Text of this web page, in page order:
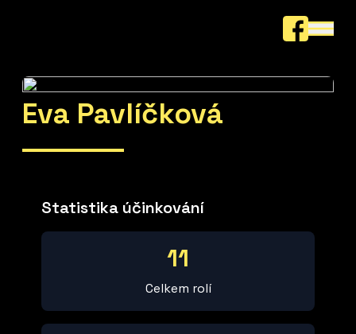
Eva Pavlíčková
Statistika účinkování
11
Celkem rolí